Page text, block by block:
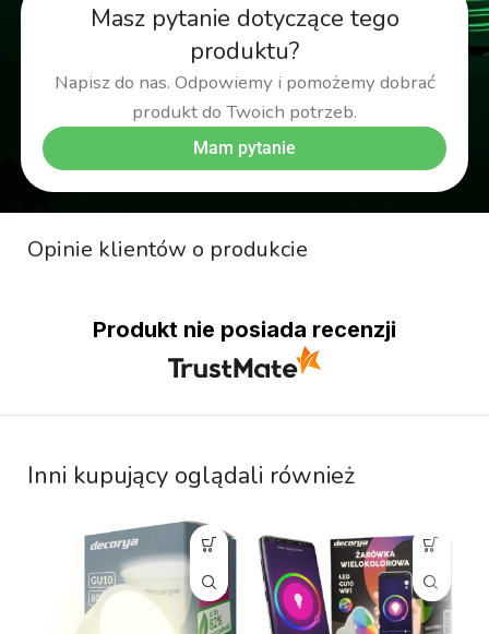
Masz pytanie dotyczące tego
produktu?
Napisz do nas. Odpowiemy i pomożemy dobrać
produkt do Twoich potrzeb.
Mam pytanie
Opinie klientów o produkcie
Produkt nie posiada recenzji
Inni kupujący oglądali również